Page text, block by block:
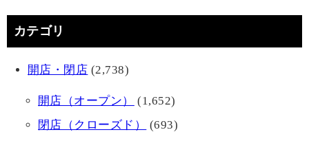
カテゴリ
開店・閉店 (2,738)
開店（オープン）
(1,652)
閉店（クローズド）
(693)